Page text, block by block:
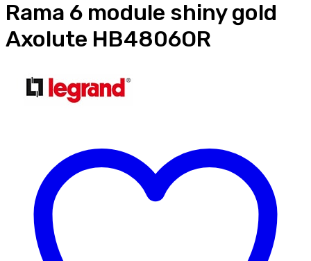
Rama 6 module shiny gold
Axolute HB4806OR